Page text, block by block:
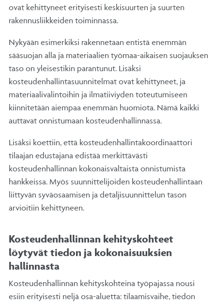
ovat kehittyneet erityisesti keskisuurten ja suurten
rakennusliikkeiden toiminnassa.
Nykyään esimerkiksi rakennetaan entistä enemmän
sääsuojan alla ja materiaalien työmaa-aikaisen suojauksen
taso on yleisestikin parantunut. Lisäksi
kosteudenhallintasuunnitelmat ovat kehittyneet, ja
materiaalivalintoihin ja ilmatiiviyden toteutumiseen
kiinnitetään aiempaa enemmän huomiota. Nämä kaikki
auttavat onnistumaan kosteudenhallinnassa.
Lisäksi koettiin, että kosteudenhallintakoordinaattori
tilaajan edustajana edistää merkittävästi
kosteudenhallinnan kokonaisvaltaista onnistumista
hankkeissa. Myös suunnittelijoiden kosteudenhallintaan
liittyvän syväosaamisen ja detaljisuunnittelun tason
arvioitiin kehittyneen.
Kosteudenhallinnan kehityskohteet
löytyvät tiedon ja kokonaisuuksien
hallinnasta
Kosteudenhallinnan kehityskohteina työpajassa nousi
esiin erityisesti neljä osa-aluetta: tilaamisvaihe, tiedon